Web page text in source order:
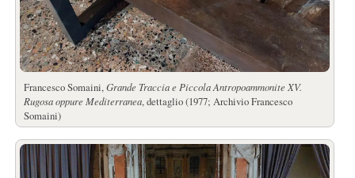
Francesco Somaini,Grande Traccia e Piccola Antropoammonite XV.
Rugosa oppure Mediterranea, dettaglio (1977; Archivio Francesco
Somaini)